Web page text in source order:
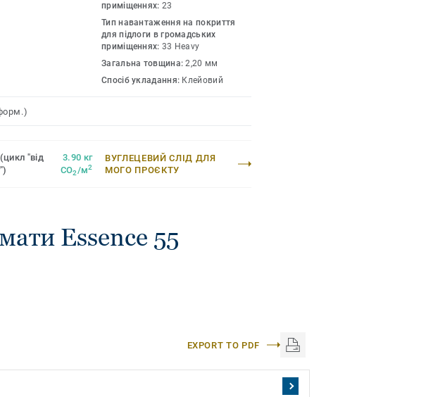
LVT поєднує найвищі стандарти якості,
та оптимальне співвідношення ціни й
приміщеннях: 23
Тип навантаження на покриття
для підлоги в громадських
приміщеннях: 33 Heavy
Загальна товщина:2,20 мм
Спосіб укладання: Клейовий
"від
3.90 кг
CO2/м2
ВУГЛЕЦЕВИЙ СЛІД ДЛЯ
МОГО ПРОЄКТУ
Essence 55
EXPORT TO PDF